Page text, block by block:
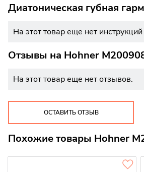
Диатоническая губная
На этот товар еще нет инструкций
Отзывы на Hohner
На этот товар еще нет отзывов.
ОСТАВИТЬ ОТЗЫВ
Похожие товары Hohner